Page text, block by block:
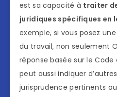
est sa capacité à traiter
juridiques spécifiques en
exemple, si vous posez
du travail, non seulement
réponse basée sur le
peut aussi indiquer
jurisprudence pertinents